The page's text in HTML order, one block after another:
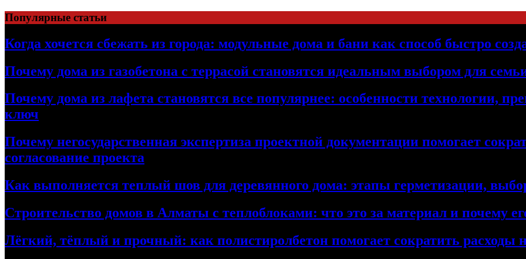
Перейти
к
содержимому
Популярные статьи
Когда хочется сбежать из города: модульные дома и бани как способ быстро
Почему дома из газобетона с террасой становятся идеальным выбором для
Почему дома из лафета становятся все популярнее: особенности технологии,
ключ
Почему негосударственная экспертиза проектной документации помогает
согласование проекта
Как выполняется теплый шов для деревянного дома: этапы герметизации,
Строительство домов в Алматы с теплоблоками: что это за материал и почему
Лёгкий, тёплый и прочный: как полистиролбетон помогает сократить расходы